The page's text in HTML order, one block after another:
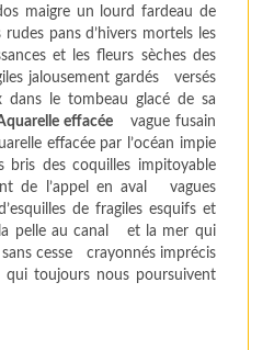
maigre un lourd fardeau de
pans d’hivers mortels les
et les fleurs sèches des
jalousement gardés versés
dans le tombeau glacé de sa
effacée vague fusain
effacée par l’océan impie
bris des coquilles impitoyable
de l’appel en aval vagues
de fragiles esquifs et
pelle au canal et la mer qui
sans cesse crayonnés imprécis
qui toujours nous poursuivent